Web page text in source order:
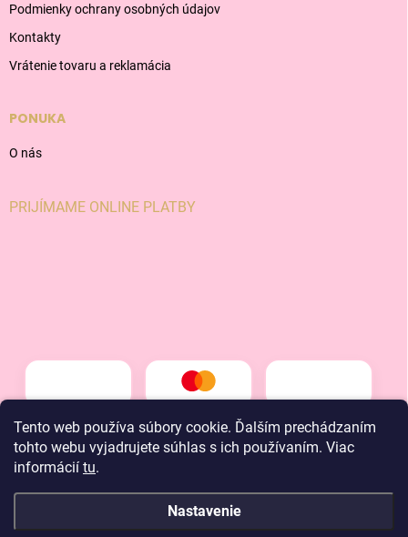
Tento web používa súbory cookie. Ďalším prechádzaním
tohto webu vyjadrujete súhlas s ich používaním. Viac
informácií tu.
Nastavenie
Podmienky ochrany osobných údajov
Kontakty
Vrátenie tovaru a reklamácia
PONUKA
O nás
PRIJÍMAME ONLINE PLATBY
Copyright 2026LT kids. Všetky práva vyhradené.